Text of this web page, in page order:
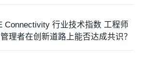
Connectivity 行业技术指数 工程师
理者在创新道路上能否达成共识？